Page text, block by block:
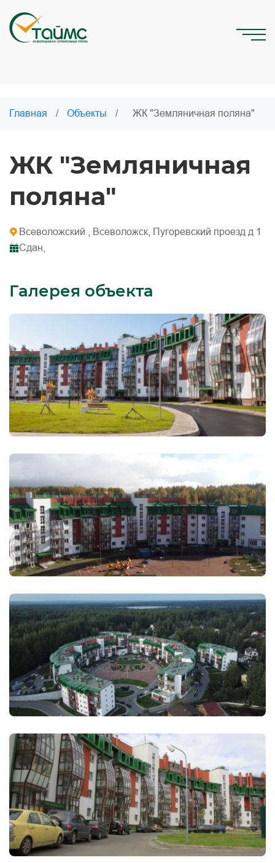
Главная / Объекты / ЖК "Земляничная поляна"
ЖК "Земляничная
поляна"
Всеволожский , Всеволожск, Пугоревский проезд д 1
Сдан,
Галерея объекта